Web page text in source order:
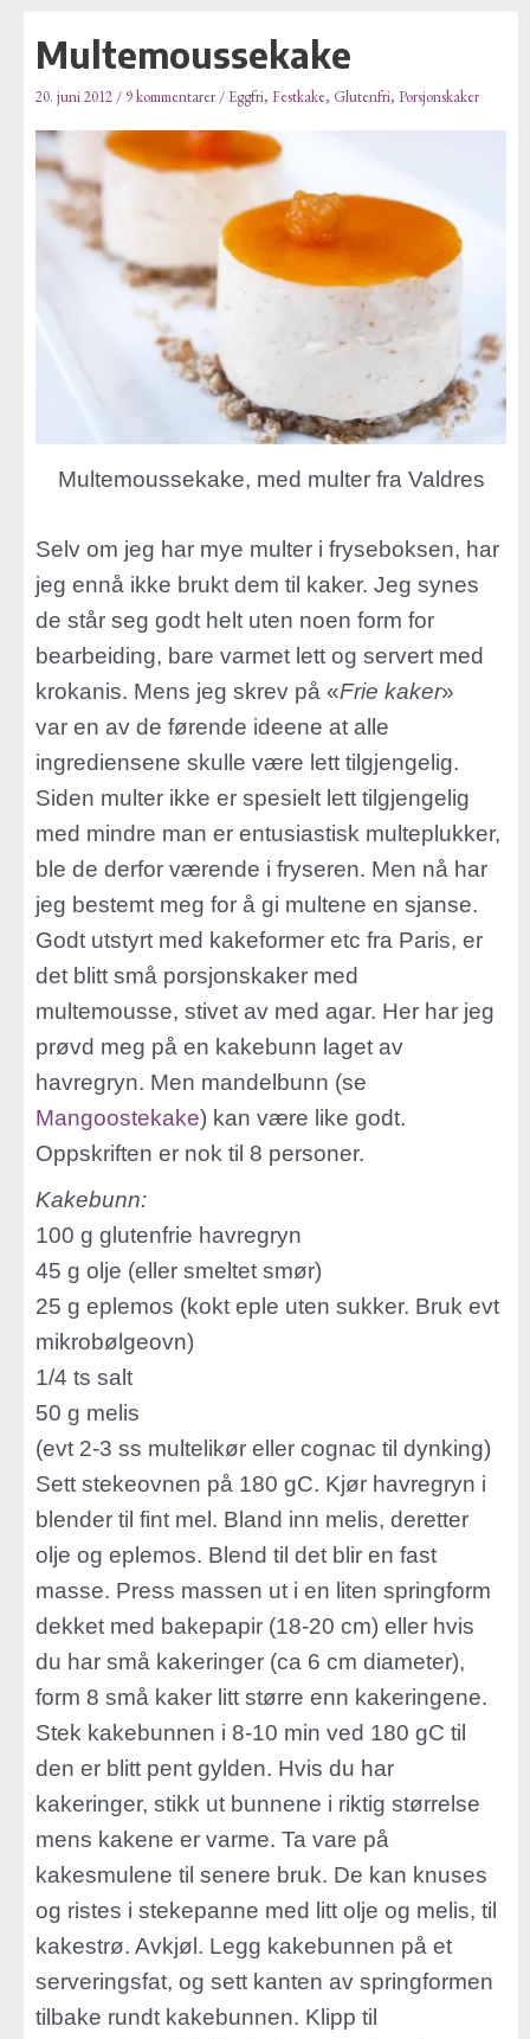
Multemoussekake
20. juni 2012 / 9 kommentarer /Eggfri, Festkake, Glutenfri,Porsjonskaker
Multemoussekake, med multer fra Valdres
Selv om jeg har mye multer i fryseboksen, har
jeg ennå ikke brukt dem til kaker. Jeg synes
de står seg godt helt uten noen form for
bearbeiding, bare varmet lett og servert med
krokanis. Mens jeg skrev på «Frie kaker»
var en av de førende ideene at alle
ingrediensene skulle være lett tilgjengelig.
Siden multer ikke er spesielt lett tilgjengelig
med mindre man er entusiastisk multeplukker,
ble de derfor værende i fryseren. Men nå har
jeg bestemt meg for å gi multene en sjanse.
Godt utstyrt med kakeformer etc fra Paris, er
det blitt små porsjonskaker med
multemousse, stivet av med agar. Her har jeg
prøvd meg på en kakebunn laget av
havregryn. Men mandelbunn (se
Mangoostekake) kan være like godt.
Oppskriften er nok til 8 personer.
Kakebunn:
100 g glutenfrie havregryn
45 g olje (eller smeltet smør)
25 g eplemos (kokt eple uten sukker. Bruk evt
mikrobølgeovn)
1/4 ts salt
50 g melis
(evt 2-3 ss multelikør eller cognac til dynking)
Sett stekeovnen på 180 gC. Kjør havregryn i
blender til fint mel. Bland inn melis, deretter
olje og eplemos. Blend til det blir en fast
masse. Press massen ut i en liten springform
dekket med bakepapir (18-20 cm) eller hvis
du har små kakeringer (ca 6 cm diameter),
form 8 små kaker litt større enn kakeringene.
Stek kakebunnen i 8-10 min ved 180 gC til
den er blitt pent gylden. Hvis du har
kakeringer, stikk ut bunnene i riktig størrelse
mens kakene er varme. Ta vare på
kakesmulene til senere bruk. De kan knuses
og ristes i stekepanne med litt olje og melis, til
kakestrø. Avkjøl. Legg kakebunnen på et
serveringsfat, og sett kanten av springformen
tilbake rundt kakebunnen. Klipp til
navigation